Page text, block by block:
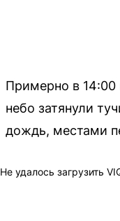
Примерно в 14:00
небо затянули
дождь, местами
Не удалось загрузить